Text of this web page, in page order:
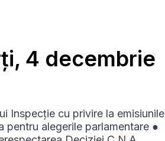
4 decembrie
Inspecție cu privire la emisiunile
alegerile parlamentare ●